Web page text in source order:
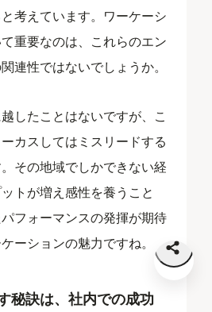
考えています。ワーケーシ
重要なのは、これらのエン
連性ではないでしょうか。
したことはないですが、こ
カスしてはミスリードする
その地域でしかできない経
トが増え感性を養うこと
フォーマンスの発揮が期待
ーションの魅力ですね。
秘訣は、社内での成功